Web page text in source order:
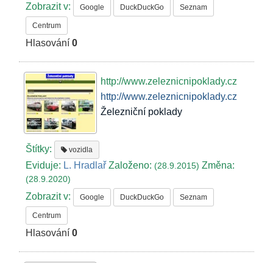
Zobrazit v: Google DuckDuckGo Seznam
Centrum
Hlasování0
http://www.zeleznicnipoklady.cz
http://www.zeleznicnipoklady.cz
Železniční poklady
Štítky: vozidla
Eviduje: L. Hradlař Založeno:(28.9.2015)Změna:
(28.9.2020)
Zobrazit v: Google DuckDuckGo Seznam
Centrum
Hlasování0